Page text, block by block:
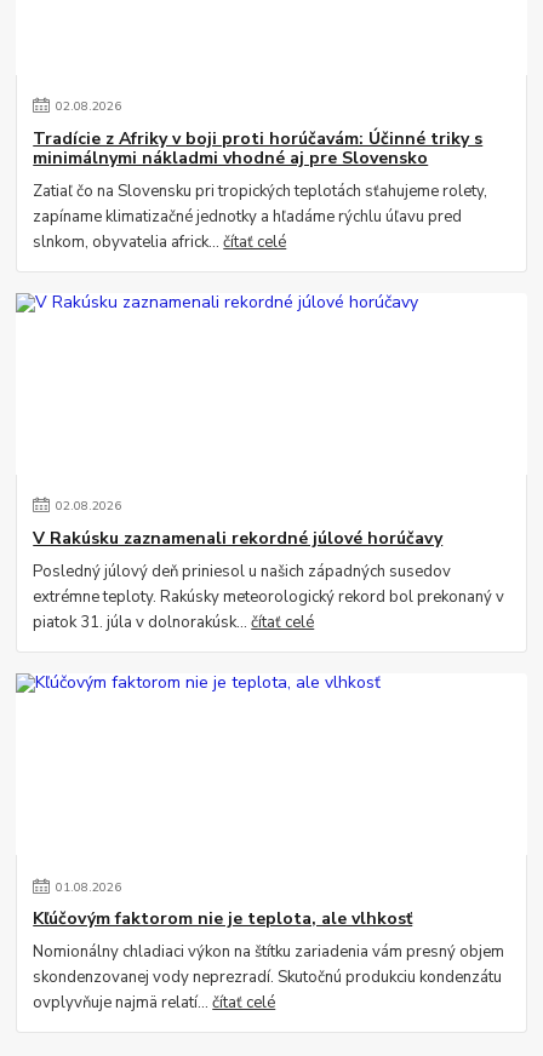
02.08.2026
Tradície z Afriky v boji proti horúčavám: Účinné triky s
minimálnymi nákladmi vhodné aj pre Slovensko
Zatiaľ čo na Slovensku pri tropických teplotách sťahujeme rolety,
zapíname klimatizačné jednotky a hľadáme rýchlu úľavu pred
slnkom, obyvatelia africk...čítať celé
02.08.2026
V Rakúsku zaznamenali rekordné júlové horúčavy
Posledný júlový deň priniesol u našich západných susedov
extrémne teploty. Rakúsky meteorologický rekord bol prekonaný v
piatok 31. júla v dolnorakúsk...čítať celé
01.08.2026
Kľúčovým faktorom nie je teplota, ale vlhkosť
Nomionálny chladiaci výkon na štítku zariadenia vám presný objem
skondenzovanej vody neprezradí. Skutočnú produkciu kondenzátu
ovplyvňuje najmä relatí...čítať celé